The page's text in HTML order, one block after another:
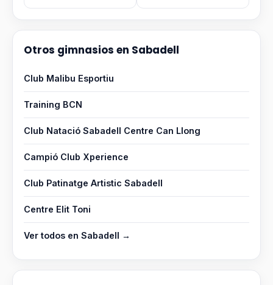
Otros gimnasios en Sabadell
Club Malibu Esportiu
Training BCN
Club Natació Sabadell Centre Can Llong
Campió Club Xperience
Club Patinatge Artistic Sabadell
Centre Elit Toni
Ver todos en Sabadell →